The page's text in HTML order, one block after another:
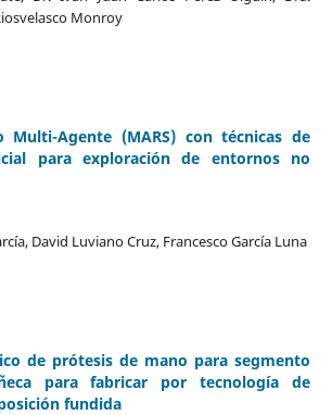
Monroy
Multi-Agente (MARS) con técnicas de
para exploración de entornos no
David Luviano Cruz, Francesco García Luna
de prótesis de mano para segmento
para fabricar por tecnología de
fundida